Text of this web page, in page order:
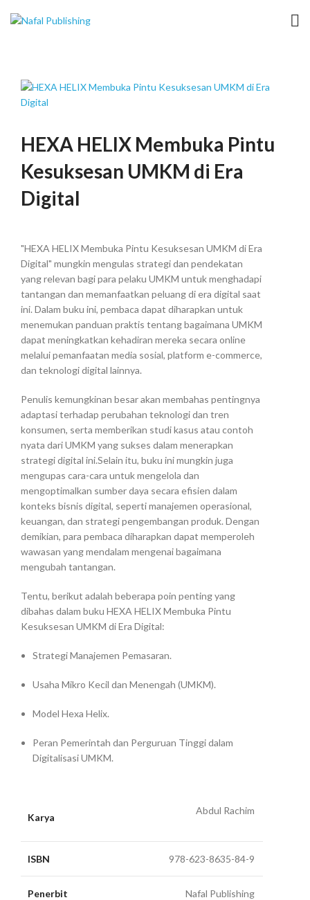
HEXA HELIX Membuka Pintu
Kesuksesan UMKM di Era
Digital
"HEXA HELIX Membuka Pintu Kesuksesan UMKM di Era
Digital" mungkin mengulas strategi dan pendekatan
yang relevan bagi para pelaku UMKM untuk menghadapi
tantangan dan memanfaatkan peluang di era digital saat
ini. Dalam buku ini, pembaca dapat diharapkan untuk
menemukan panduan praktis tentang bagaimana UMKM
dapat meningkatkan kehadiran mereka secara online
melalui pemanfaatan media sosial, platform e-commerce,
dan teknologi digital lainnya.
Penulis kemungkinan besar akan membahas pentingnya
adaptasi terhadap perubahan teknologi dan tren
konsumen, serta memberikan studi kasus atau contoh
nyata dari UMKM yang sukses dalam menerapkan
strategi digital ini.Selain itu, buku ini mungkin juga
mengupas cara-cara untuk mengelola dan
mengoptimalkan sumber daya secara efisien dalam
konteks bisnis digital, seperti manajemen operasional,
keuangan, dan strategi pengembangan produk. Dengan
demikian, para pembaca diharapkan dapat memperoleh
wawasan yang mendalam mengenai bagaimana
mengubah tantangan.
Tentu, berikut adalah beberapa poin penting yang
dibahas dalam buku HEXA HELIX Membuka Pintu
Kesuksesan UMKM di Era Digital:
Strategi Manajemen Pemasaran.
Usaha Mikro Kecil dan Menengah (UMKM).
Model Hexa Helix.
Peran Pemerintah dan Perguruan Tinggi dalam
Digitalisasi UMKM.
Karya
Abdul Rachim
ISBN 978-623-8635-84-9
Penerbit Nafal Publishing